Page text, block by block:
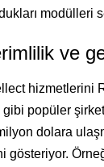
modülleri
ve
hizmetlerini
popüler
dolara
gösteriyor.